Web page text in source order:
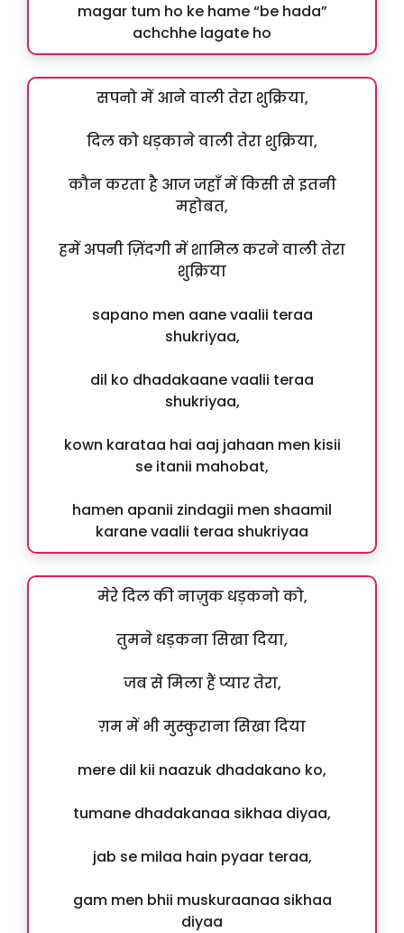
magar tum ho ke hame “be hada”
achchhe lagate ho
सपनो में आने वाली तेरा शुक्रिया,
दिल को धड़काने वाली तेरा शुक्रिया,
कौन करता है आज जहाँ में किसी से इतनी
महोबत,
हमें अपनी ज़िंदगी में शामिल करने वाली तेरा
शुक्रिया
sapano men aane vaalii teraa
shukriyaa,
dil ko dhadakaane vaalii teraa
shukriyaa,
kown karataa hai aaj jahaan men kisii
se itanii mahobat,
hamen apanii zindagii men shaamil
karane vaalii teraa shukriyaa
मेरे दिल की नाज़ुक धड़कनो को,
तुमने धड़कना सिखा दिया,
जब से मिला हैं प्यार तेरा,
ग़म में भी मुस्कुराना सिखा दिया
mere dil kii naazuk dhadakano ko,
tumane dhadakanaa sikhaa diyaa,
jab se milaa hain pyaar teraa,
gam men bhii muskuraanaa sikhaa
diyaa